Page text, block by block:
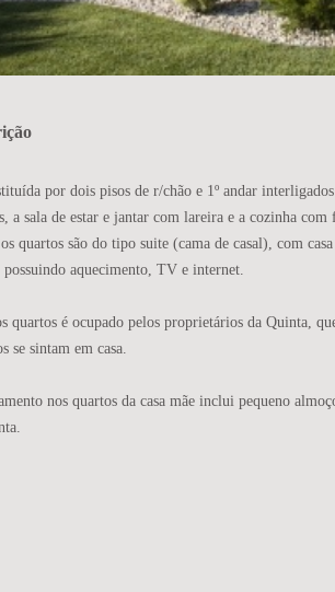
por dois pisos de r/chão e 1º andar
a sala de estar e jantar com lareira e a cozinha
quartos são do tipo suite (cama de casal), com
aquecimento, TV e internet.
quartos é ocupado pelos proprietários da Quinta,
se sintam em casa.
nos quartos da casa mãe inclui pequeno